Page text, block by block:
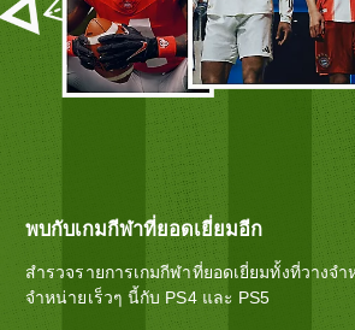
พบกับเกมกีฬาที่ยอดเยี่ยมอีก
สำรวจรายการเกมกีฬาที่ยอดเยี่ยมทั้งที่วางจ
จำหน่ายเร็วๆ นี้กับ PS4 และ PS5